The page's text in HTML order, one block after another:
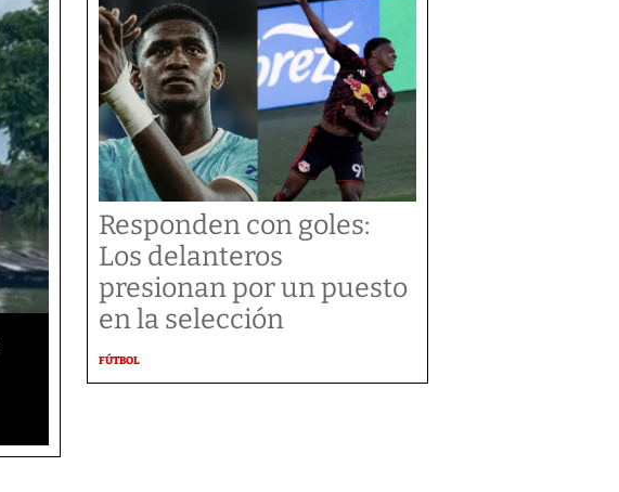
Responden con goles:
Los delanteros
presionan por un puesto
en la selección
FÚTBOL